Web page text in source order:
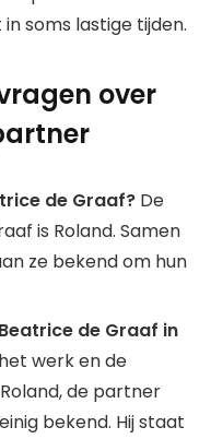
soms lastige tijden.
over
de Graaf? De
is Roland. Samen
ze bekend om hun
de Graaf in
werk en de
de partner
bekend. Hij staat